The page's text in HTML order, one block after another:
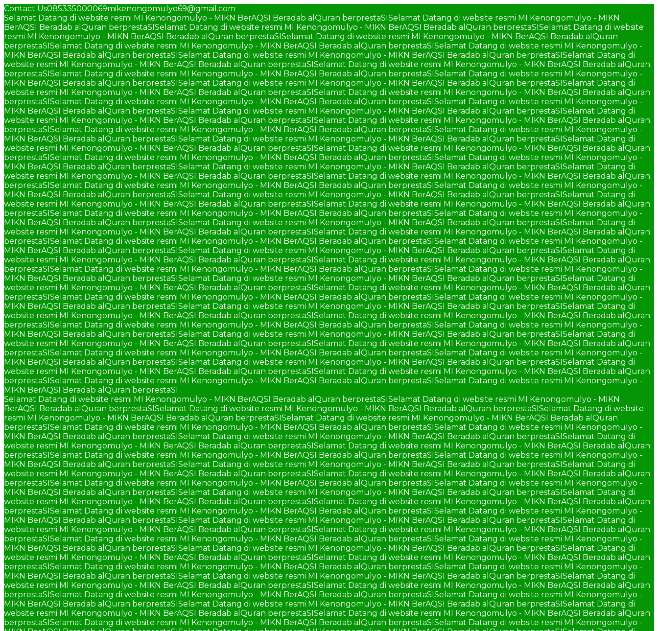
Contact Us085335000069mikenongomulyo69@gmail.com
Selamat Datang di website resmi MI Kenongomulyo - MIKN BerAQSI Beradab alQuran berprestaSISelamat Datang di website resmi MI Kenongomulyo - MIKN
BerAQSI Beradab alQuran berprestaSISelamat Datang di website resmi MI Kenongomulyo - MIKN BerAQSI Beradab alQuran berprestaSISelamat Datang di website
resmi MI Kenongomulyo - MIKN BerAQSI Beradab alQuran berprestaSISelamat Datang di website resmi MI Kenongomulyo - MIKN BerAQSI Beradab alQuran
berprestaSISelamat Datang di website resmi MI Kenongomulyo - MIKN BerAQSI Beradab alQuran berprestaSISelamat Datang di website resmi MI Kenongomulyo -
MIKN BerAQSI Beradab alQuran berprestaSISelamat Datang di website resmi MI Kenongomulyo - MIKN BerAQSI Beradab alQuran berprestaSISelamat Datang di
website resmi MI Kenongomulyo - MIKN BerAQSI Beradab alQuran berprestaSISelamat Datang di website resmi MI Kenongomulyo - MIKN BerAQSI Beradab alQuran
berprestaSISelamat Datang di website resmi MI Kenongomulyo - MIKN BerAQSI Beradab alQuran berprestaSISelamat Datang di website resmi MI Kenongomulyo -
MIKN BerAQSI Beradab alQuran berprestaSISelamat Datang di website resmi MI Kenongomulyo - MIKN BerAQSI Beradab alQuran berprestaSISelamat Datang di
website resmi MI Kenongomulyo - MIKN BerAQSI Beradab alQuran berprestaSISelamat Datang di website resmi MI Kenongomulyo - MIKN BerAQSI Beradab alQuran
berprestaSISelamat Datang di website resmi MI Kenongomulyo - MIKN BerAQSI Beradab alQuran berprestaSISelamat Datang di website resmi MI Kenongomulyo -
MIKN BerAQSI Beradab alQuran berprestaSISelamat Datang di website resmi MI Kenongomulyo - MIKN BerAQSI Beradab alQuran berprestaSISelamat Datang di
website resmi MI Kenongomulyo - MIKN BerAQSI Beradab alQuran berprestaSISelamat Datang di website resmi MI Kenongomulyo - MIKN BerAQSI Beradab alQuran
berprestaSISelamat Datang di website resmi MI Kenongomulyo - MIKN BerAQSI Beradab alQuran berprestaSISelamat Datang di website resmi MI Kenongomulyo -
MIKN BerAQSI Beradab alQuran berprestaSISelamat Datang di website resmi MI Kenongomulyo - MIKN BerAQSI Beradab alQuran berprestaSISelamat Datang di
website resmi MI Kenongomulyo - MIKN BerAQSI Beradab alQuran berprestaSISelamat Datang di website resmi MI Kenongomulyo - MIKN BerAQSI Beradab alQuran
berprestaSISelamat Datang di website resmi MI Kenongomulyo - MIKN BerAQSI Beradab alQuran berprestaSISelamat Datang di website resmi MI Kenongomulyo -
MIKN BerAQSI Beradab alQuran berprestaSISelamat Datang di website resmi MI Kenongomulyo - MIKN BerAQSI Beradab alQuran berprestaSISelamat Datang di
website resmi MI Kenongomulyo - MIKN BerAQSI Beradab alQuran berprestaSISelamat Datang di website resmi MI Kenongomulyo - MIKN BerAQSI Beradab alQuran
berprestaSISelamat Datang di website resmi MI Kenongomulyo - MIKN BerAQSI Beradab alQuran berprestaSISelamat Datang di website resmi MI Kenongomulyo -
MIKN BerAQSI Beradab alQuran berprestaSISelamat Datang di website resmi MI Kenongomulyo - MIKN BerAQSI Beradab alQuran berprestaSISelamat Datang di
website resmi MI Kenongomulyo - MIKN BerAQSI Beradab alQuran berprestaSISelamat Datang di website resmi MI Kenongomulyo - MIKN BerAQSI Beradab alQuran
berprestaSISelamat Datang di website resmi MI Kenongomulyo - MIKN BerAQSI Beradab alQuran berprestaSISelamat Datang di website resmi MI Kenongomulyo -
MIKN BerAQSI Beradab alQuran berprestaSISelamat Datang di website resmi MI Kenongomulyo - MIKN BerAQSI Beradab alQuran berprestaSISelamat Datang di
website resmi MI Kenongomulyo - MIKN BerAQSI Beradab alQuran berprestaSISelamat Datang di website resmi MI Kenongomulyo - MIKN BerAQSI Beradab alQuran
berprestaSISelamat Datang di website resmi MI Kenongomulyo - MIKN BerAQSI Beradab alQuran berprestaSISelamat Datang di website resmi MI Kenongomulyo -
MIKN BerAQSI Beradab alQuran berprestaSISelamat Datang di website resmi MI Kenongomulyo - MIKN BerAQSI Beradab alQuran berprestaSISelamat Datang di
website resmi MI Kenongomulyo - MIKN BerAQSI Beradab alQuran berprestaSISelamat Datang di website resmi MI Kenongomulyo - MIKN BerAQSI Beradab alQuran
berprestaSISelamat Datang di website resmi MI Kenongomulyo - MIKN BerAQSI Beradab alQuran berprestaSISelamat Datang di website resmi MI Kenongomulyo -
MIKN BerAQSI Beradab alQuran berprestaSISelamat Datang di website resmi MI Kenongomulyo - MIKN BerAQSI Beradab alQuran berprestaSISelamat Datang di
website resmi MI Kenongomulyo - MIKN BerAQSI Beradab alQuran berprestaSISelamat Datang di website resmi MI Kenongomulyo - MIKN BerAQSI Beradab alQuran
berprestaSISelamat Datang di website resmi MI Kenongomulyo - MIKN BerAQSI Beradab alQuran berprestaSISelamat Datang di website resmi MI Kenongomulyo -
MIKN BerAQSI Beradab alQuran berprestaSISelamat Datang di website resmi MI Kenongomulyo - MIKN BerAQSI Beradab alQuran berprestaSISelamat Datang di
website resmi MI Kenongomulyo - MIKN BerAQSI Beradab alQuran berprestaSISelamat Datang di website resmi MI Kenongomulyo - MIKN BerAQSI Beradab alQuran
berprestaSISelamat Datang di website resmi MI Kenongomulyo - MIKN BerAQSI Beradab alQuran berprestaSISelamat Datang di website resmi MI Kenongomulyo -
MIKN BerAQSI Beradab alQuran berprestaSISelamat Datang di website resmi MI Kenongomulyo - MIKN BerAQSI Beradab alQuran berprestaSISelamat Datang di
website resmi MI Kenongomulyo - MIKN BerAQSI Beradab alQuran berprestaSISelamat Datang di website resmi MI Kenongomulyo - MIKN BerAQSI Beradab alQuran
berprestaSISelamat Datang di website resmi MI Kenongomulyo - MIKN BerAQSI Beradab alQuran berprestaSISelamat Datang di website resmi MI Kenongomulyo -
MIKN BerAQSI Beradab alQuran berprestaSISelamat Datang di website resmi MI Kenongomulyo - MIKN BerAQSI Beradab alQuran berprestaSISelamat Datang di
website resmi MI Kenongomulyo - MIKN BerAQSI Beradab alQuran berprestaSISelamat Datang di website resmi MI Kenongomulyo - MIKN BerAQSI Beradab alQuran
berprestaSISelamat Datang di website resmi MI Kenongomulyo - MIKN BerAQSI Beradab alQuran berprestaSISelamat Datang di website resmi MI Kenongomulyo -
MIKN BerAQSI Beradab alQuran berprestaSI
Selamat Datang di website resmi MI Kenongomulyo - MIKN BerAQSI Beradab alQuran berprestaSISelamat Datang di website resmi MI Kenongomulyo - MIKN
BerAQSI Beradab alQuran berprestaSISelamat Datang di website resmi MI Kenongomulyo - MIKN BerAQSI Beradab alQuran berprestaSISelamat Datang di website
resmi MI Kenongomulyo - MIKN BerAQSI Beradab alQuran berprestaSISelamat Datang di website resmi MI Kenongomulyo - MIKN BerAQSI Beradab alQuran
berprestaSISelamat Datang di website resmi MI Kenongomulyo - MIKN BerAQSI Beradab alQuran berprestaSISelamat Datang di website resmi MI Kenongomulyo -
MIKN BerAQSI Beradab alQuran berprestaSISelamat Datang di website resmi MI Kenongomulyo - MIKN BerAQSI Beradab alQuran berprestaSISelamat Datang di
website resmi MI Kenongomulyo - MIKN BerAQSI Beradab alQuran berprestaSISelamat Datang di website resmi MI Kenongomulyo - MIKN BerAQSI Beradab alQuran
berprestaSISelamat Datang di website resmi MI Kenongomulyo - MIKN BerAQSI Beradab alQuran berprestaSISelamat Datang di website resmi MI Kenongomulyo -
MIKN BerAQSI Beradab alQuran berprestaSISelamat Datang di website resmi MI Kenongomulyo - MIKN BerAQSI Beradab alQuran berprestaSISelamat Datang di
website resmi MI Kenongomulyo - MIKN BerAQSI Beradab alQuran berprestaSISelamat Datang di website resmi MI Kenongomulyo - MIKN BerAQSI Beradab alQuran
berprestaSISelamat Datang di website resmi MI Kenongomulyo - MIKN BerAQSI Beradab alQuran berprestaSISelamat Datang di website resmi MI Kenongomulyo -
MIKN BerAQSI Beradab alQuran berprestaSISelamat Datang di website resmi MI Kenongomulyo - MIKN BerAQSI Beradab alQuran berprestaSISelamat Datang di
website resmi MI Kenongomulyo - MIKN BerAQSI Beradab alQuran berprestaSISelamat Datang di website resmi MI Kenongomulyo - MIKN BerAQSI Beradab alQuran
berprestaSISelamat Datang di website resmi MI Kenongomulyo - MIKN BerAQSI Beradab alQuran berprestaSISelamat Datang di website resmi MI Kenongomulyo -
MIKN BerAQSI Beradab alQuran berprestaSISelamat Datang di website resmi MI Kenongomulyo - MIKN BerAQSI Beradab alQuran berprestaSISelamat Datang di
website resmi MI Kenongomulyo - MIKN BerAQSI Beradab alQuran berprestaSISelamat Datang di website resmi MI Kenongomulyo - MIKN BerAQSI Beradab alQuran
berprestaSISelamat Datang di website resmi MI Kenongomulyo - MIKN BerAQSI Beradab alQuran berprestaSISelamat Datang di website resmi MI Kenongomulyo -
MIKN BerAQSI Beradab alQuran berprestaSISelamat Datang di website resmi MI Kenongomulyo - MIKN BerAQSI Beradab alQuran berprestaSISelamat Datang di
website resmi MI Kenongomulyo - MIKN BerAQSI Beradab alQuran berprestaSISelamat Datang di website resmi MI Kenongomulyo - MIKN BerAQSI Beradab alQuran
berprestaSISelamat Datang di website resmi MI Kenongomulyo - MIKN BerAQSI Beradab alQuran berprestaSISelamat Datang di website resmi MI Kenongomulyo -
MIKN BerAQSI Beradab alQuran berprestaSISelamat Datang di website resmi MI Kenongomulyo - MIKN BerAQSI Beradab alQuran berprestaSISelamat Datang di
website resmi MI Kenongomulyo - MIKN BerAQSI Beradab alQuran berprestaSISelamat Datang di website resmi MI Kenongomulyo - MIKN BerAQSI Beradab alQuran
berprestaSISelamat Datang di website resmi MI Kenongomulyo - MIKN BerAQSI Beradab alQuran berprestaSISelamat Datang di website resmi MI Kenongomulyo -
MIKN BerAQSI Beradab alQuran berprestaSISelamat Datang di website resmi MI Kenongomulyo - MIKN BerAQSI Beradab alQuran berprestaSISelamat Datang di
website resmi MI Kenongomulyo - MIKN BerAQSI Beradab alQuran berprestaSISelamat Datang di website resmi MI Kenongomulyo - MIKN BerAQSI Beradab alQuran
berprestaSISelamat Datang di website resmi MI Kenongomulyo - MIKN BerAQSI Beradab alQuran berprestaSISelamat Datang di website resmi MI Kenongomulyo -